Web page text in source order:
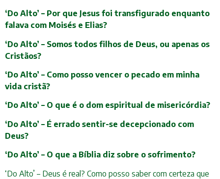
‘Do Alto’ – Por que Jesus foi transfigurado enquanto
falava com Moisés e Elias?
‘Do Alto’ – Somos todos filhos de Deus, ou apenas os
Cristãos?
‘Do Alto’ – Como posso vencer o pecado em minha
vida cristã?
‘Do Alto’ – O que é o dom espiritual de misericórdia?
‘Do Alto’ – É errado sentir-se decepcionado com
Deus?
‘Do Alto’ – O que a Bíblia diz sobre o sofrimento?
‘Do Alto’ – Deus é real? Como posso saber com certeza que